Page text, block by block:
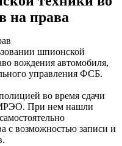
на права
шпионской
вождения автомобиля,
управления ФСБ.
во время сдачи
МРЭО. При нем нашли
с возможностью записи и